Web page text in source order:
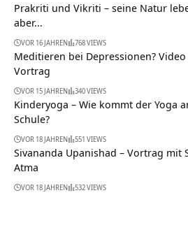
Prakriti und Vikriti – seine Natur
aber…
VOR 16 JAHREN 768 VIEWS
Meditieren bei Depressionen? Video
Vortrag
VOR 15 JAHREN 340 VIEWS
Kinderyoga – Wie kommt der Yoga
Schule?
VOR 18 JAHREN 551 VIEWS
Sivananda Upanishad – Vortrag mit
Atma
VOR 18 JAHREN 532 VIEWS